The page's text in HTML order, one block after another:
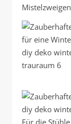
Für die